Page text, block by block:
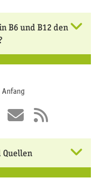
B6 und B12 den
Anfang
Quellen